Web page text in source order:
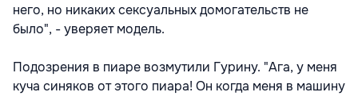
него, но никаких сексуальных домогательств не
было", - уверяет модель.
Подозрения в пиаре возмутили Гурину. "Ага, у меня
куча синяков от этого пиара! Он когда меня в машину